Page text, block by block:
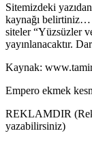
Sitemizdeki
kaynağı belirtiniz…
siteler “Yüzsüzler
yayınlanacaktır.
Kaynak:
Empero ekmek
REKLAMDIR
yazabilirsiniz)